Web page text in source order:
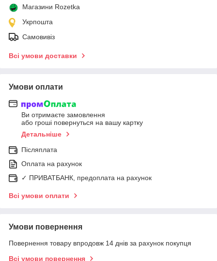
Магазини Rozetka
Укрпошта
Самовивіз
Всі умови доставки
Умови оплати
Ви отримаєте замовлення
або гроші повернуться на вашу картку
Детальніше
Післяплата
Оплата на рахунок
✓ ПРИВАТБАНК, предоплата на рахунок
Всі умови оплати
Умови повернення
Повернення товару впродовж 14 днів за рахунок покупця
Всі умови повернення